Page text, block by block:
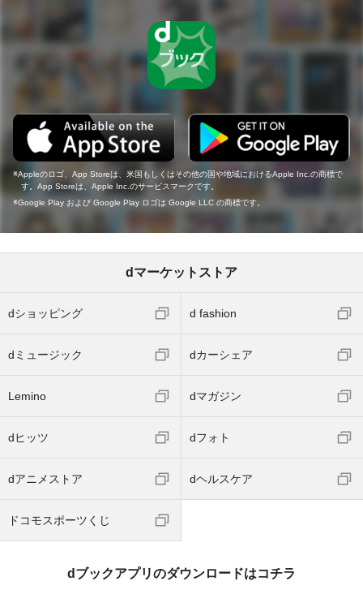
Appleのロゴ、App Storeは、米国もしくはその他の国や地域におけるApple Inc.の商標で
す。App Storeは、Apple Inc.のサービスマークです。
Google Play および Google Play ロゴは Google LLC の商標です。
dマーケットストア
dショッピング d fashion
dミュージック dカーシェア
Lemino dマガジン
dヒッツ dフォト
dアニメストア dヘルスケア
ドコモスポーツくじ
dブックアプリのダウンロードはコチラ